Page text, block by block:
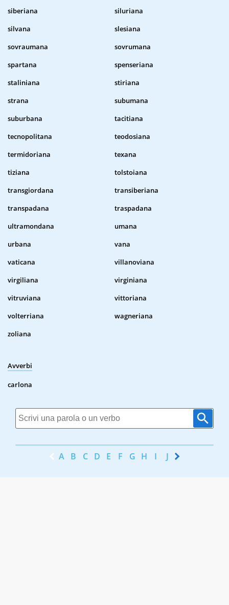
siberiana
siluriana
silvana
slesiana
sovraumana
sovrumana
spartana
spenseriana
staliniana
stiriana
strana
subumana
suburbana
tacitiana
tecnopolitana
teodosiana
termidoriana
texana
tiziana
tolstoiana
transgiordana
transiberiana
transpadana
traspadana
ultramondana
umana
urbana
vana
vaticana
villanoviana
virgiliana
virginiana
vitruviana
vittoriana
volterriana
wagneriana
zoliana
Avverbi
carlona
A B C D E F G H I J K